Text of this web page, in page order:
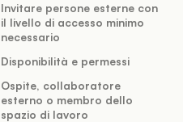
Invitare persone esterne con
il livello di accesso minimo
necessario
Disponibilità e permessi
Ospite, collaboratore
esterno o membro dello
spazio di lavoro